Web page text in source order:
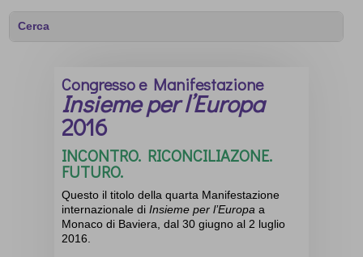
Congresso e Manifestazione
Insieme per l’Europa
2016
INCONTRO. RICONCILIAZONE.
FUTURO.
Questo il titolo della quarta Manifestazione
internazionale diInsieme per l’Europa a
Monaco di Baviera, dal 30 giugno al 2 luglio
2016.